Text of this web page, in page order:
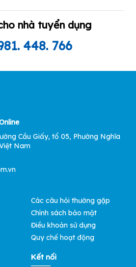
nhà tuyển dụng
448. 766
Cầu Giấy, tổ 05, Phường Nghĩa
Nam
Các câu hỏi thường gặp
Chính sách bảo mật
Điều khoản sử dụng
Quy chế hoạt động
Kết nối